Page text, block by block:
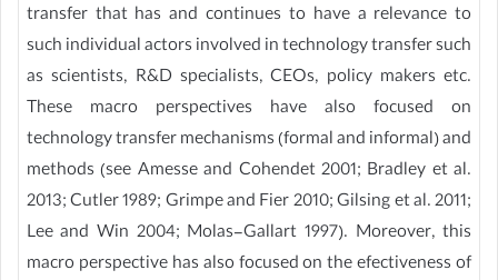
transfer that has and continues to have a relevance to
such individual actors involved in technology transfer such
as scientists, R&D specialists, CEOs, policy makers etc.
These macro perspectives have also focused on
technology transfer mechanisms (formal and informal) and
methods (see Amesse and Cohendet 2001; Bradley et al.
2013; Cutler 1989; Grimpe and Fier 2010; Gilsing et al. 2011;
Lee and Win 2004; Molas-Gallart 1997). Moreover, this
macro perspective has also focused on the efectiveness of